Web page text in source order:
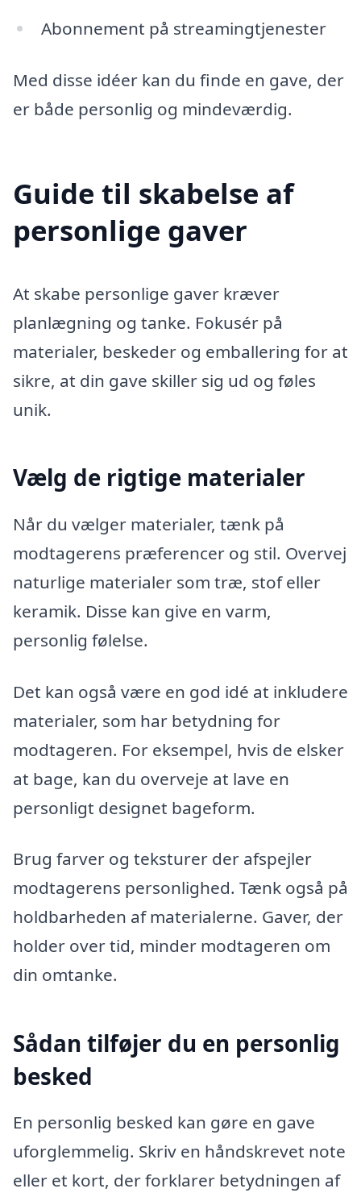
Abonnement på streamingtjenester
Med disse idéer kan du finde en gave, der
er både personlig og mindeværdig.
Guide til skabelse af
personlige gaver
At skabe personlige gaver kræver
planlægning og tanke. Fokusér på
materialer, beskeder og emballering for at
sikre, at din gave skiller sig ud og føles
unik.
Vælg de rigtige materialer
Når du vælger materialer, tænk på
modtagerens præferencer og stil. Overvej
naturlige materialer som træ, stof eller
keramik. Disse kan give en varm,
personlig følelse.
Det kan også være en god idé at inkludere
materialer, som har betydning for
modtageren. For eksempel, hvis de elsker
at bage, kan du overveje at lave en
personligt designet bageform.
Brug farver og teksturer der afspejler
modtagerens personlighed. Tænk også på
holdbarheden af materialerne. Gaver, der
holder over tid, minder modtageren om
din omtanke.
Sådan tilføjer du en personlig
besked
En personlig besked kan gøre en gave
uforglemmelig. Skriv en håndskrevet note
eller et kort, der forklarer betydningen af